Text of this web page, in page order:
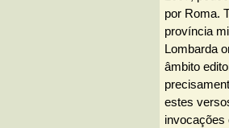
por Roma.
província
Lombarda
âmbito
estes
invocações